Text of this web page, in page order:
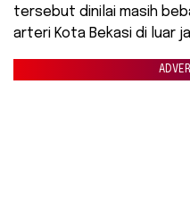
tersebut dinilai masih
arteri Kota Bekasi di luar